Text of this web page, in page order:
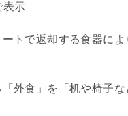
表示
トで返却する食器に
外食」を「机や椅子